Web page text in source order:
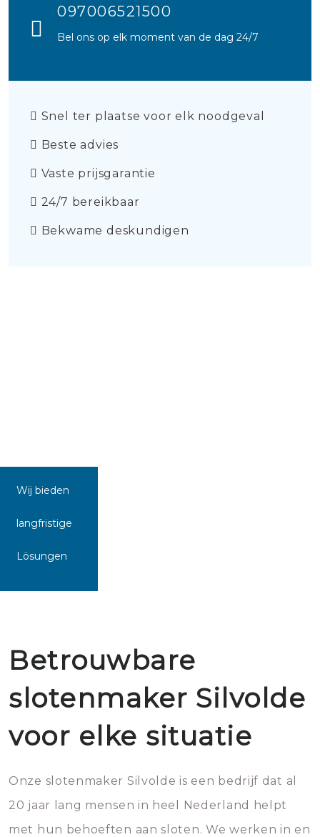
097006521500
Bel ons op elk moment van de dag 24/7
Snel ter plaatse voor elk noodgeval
Beste advies
Vaste prijsgarantie
24/7 bereikbaar
Bekwame deskundigen
Wij bieden
langfristige
Lösungen
Betrouwbare
slotenmaker Silvolde
voor elke situatie
Onze slotenmaker Silvolde is een bedrijf dat al
20 jaar lang mensen in heel Nederland helpt
met hun behoeften aan sloten. We werken in en